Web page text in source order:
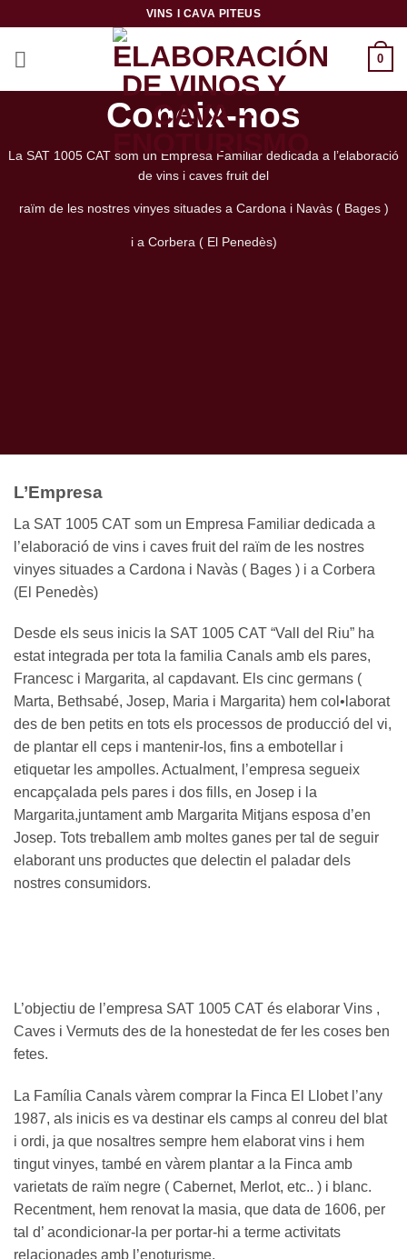
content
VINS I CAVA PITEUS
0
Coneix-nos
La SAT 1005 CAT som un Empresa Familiar dedicada a l’elaboració
de vins i caves fruit del
raïm de les nostres vinyes situades a Cardona i Navàs ( Bages )
i a Corbera ( El Penedès)
L’Empresa
La SAT 1005 CAT som un Empresa Familiar dedicada a
l’elaboració de vins i caves fruit del raïm de les nostres
vinyes situades a Cardona i Navàs ( Bages ) i a Corbera
(El Penedès)
Desde els seus inicis la SAT 1005 CAT “Vall del Riu” ha
estat integrada per tota la familia Canals amb els pares,
Francesc i Margarita, al capdavant. Els cinc germans (
Marta, Bethsabé, Josep, Maria i Margarita) hem col•laborat
des de ben petits en tots els processos de producció del vi,
de plantar ell ceps i mantenir-los, fins a embotellar i
etiquetar les ampolles. Actualment, l’empresa segueix
encapçalada pels pares i dos fills, en Josep i la
Margarita,juntament amb Margarita Mitjans esposa d’en
Josep. Tots treballem amb moltes ganes per tal de seguir
elaborant uns productes que delectin el paladar dels
nostres consumidors.
L’objectiu de l’empresa SAT 1005 CAT és elaborar Vins ,
Caves i Vermuts des de la honestedat de fer les coses ben
fetes.
La Família Canals vàrem comprar la Finca El Llobet l’any
1987, als inicis es va destinar els camps al conreu del blat
i ordi, ja que nosaltres sempre hem elaborat vins i hem
tingut vinyes, també en vàrem plantar a la Finca amb
varietats de raïm negre ( Cabernet, Merlot, etc.. ) i blanc.
Recentment, hem renovat la masia, que data de 1606, per
tal d’ acondicionar-la per portar-hi a terme activitats
relacionades amb l’enoturisme.